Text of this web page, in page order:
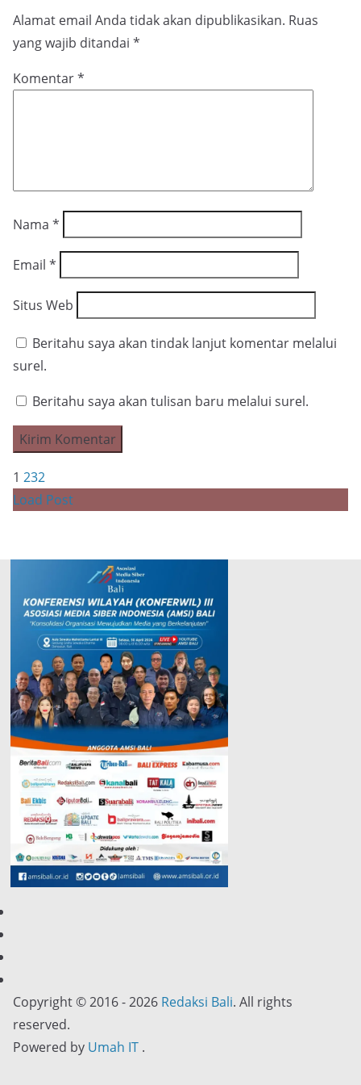
Alamat email Anda tidak akan dipublikasikan. Ruas
yang wajib ditandai *
Komentar*
Nama *
Email *
Situs Web
Beritahu saya akan tindak lanjut komentar melalui
surel.
Beritahu saya akan tulisan baru melalui surel.
1 232
Load Post
Copyright © 2016 - 2026 Redaksi Bali. All rights
reserved.
Powered by Umah IT .